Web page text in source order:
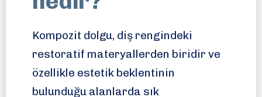
Kompozit dolgu, diş rengindeki
restoratif materyallerden biridir ve
özellikle estetik beklentinin
bulunduğu alanlarda sık